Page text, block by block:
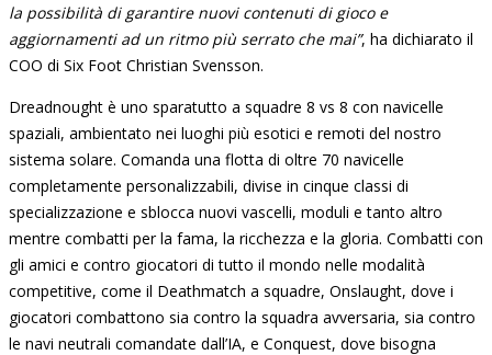
la possibilità di garantire nuovi contenuti di gioco e
aggiornamenti ad un ritmo più serrato che mai”, ha dichiarato il
COO di Six Foot Christian Svensson.
Dreadnought è uno sparatutto a squadre 8 vs 8 con navicelle
spaziali, ambientato nei luoghi più esotici e remoti del nostro
sistema solare. Comanda una flotta di oltre 70 navicelle
completamente personalizzabili, divise in cinque classi di
specializzazione e sblocca nuovi vascelli, moduli e tanto altro
mentre combatti per la fama, la ricchezza e la gloria. Combatti con
gli amici e contro giocatori di tutto il mondo nelle modalità
competitive, come il Deathmatch a squadre, Onslaught, dove i
giocatori combattono sia contro la squadra avversaria, sia contro
le navi neutrali comandate dall’IA, e Conquest, dove bisogna